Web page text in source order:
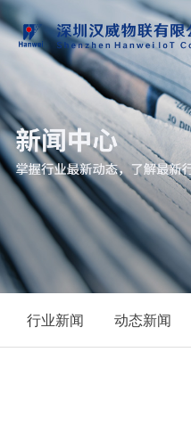
行业新闻 动态新闻